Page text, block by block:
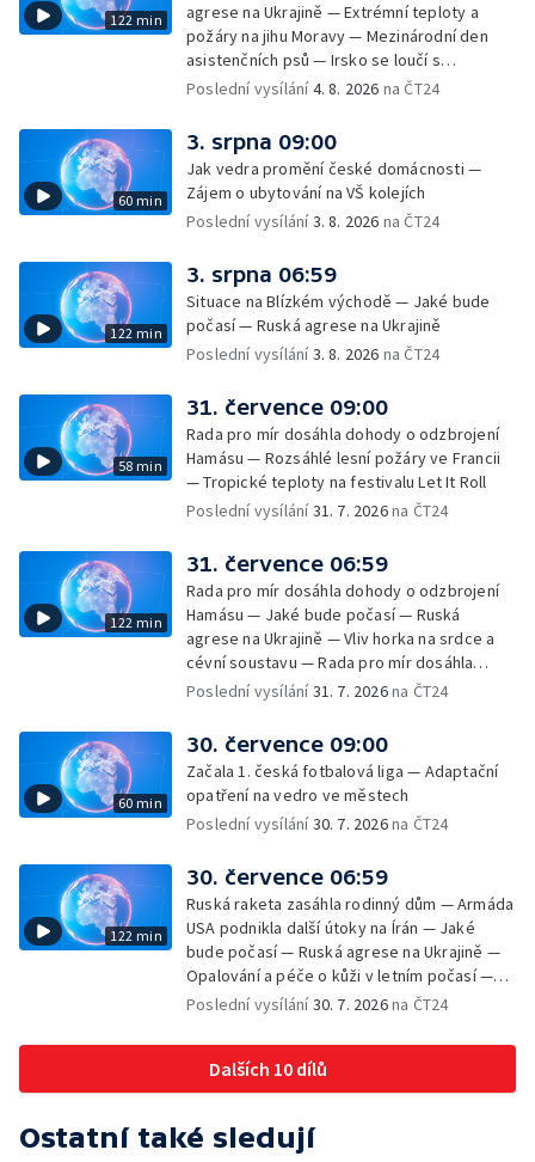
122 min
agrese na Ukrajině — Extrémní teploty a
požáry na jihu Moravy — Mezinárodní den
asistenčních psů — Irsko se loučí s
hudebníkem Glenem Hansardem
Poslední vysílání4. 8. 2026 na ČT24
60 min
3. srpna 09:00
Jak vedra promění české domácnosti —
Zájem o ubytování na VŠ kolejích
Poslední vysílání3. 8. 2026 na ČT24
122 min
3. srpna 06:59
Situace na Blízkém východě — Jaké bude
počasí — Ruská agrese na Ukrajině
Poslední vysílání3. 8. 2026 na ČT24
58 min
31. července 09:00
Rada pro mír dosáhla dohody o odzbrojení
Hamásu — Rozsáhlé lesní požáry ve Francii
— Tropické teploty na festivalu Let It Roll
Poslední vysílání31. 7. 2026na ČT24
122 min
31. července 06:59
Rada pro mír dosáhla dohody o odzbrojení
Hamásu — Jaké bude počasí — Ruská
agrese na Ukrajině — Vliv horka na srdce a
cévní soustavu — Rada pro mír dosáhla
dohody o odzbrojení Hamásu — Dokument
začíná výplata superdávky — Tropické
teploty zatěžují i volně žijící zvířata
Poslední vysílání31. 7. 2026na ČT24
60 min
30. července 09:00
Začala 1. česká fotbalová liga — Adaptační
opatření na vedro ve městech
Poslední vysílání30. 7. 2026na ČT24
122 min
30. července 06:59
Ruská raketa zasáhla rodinný dům — Armáda
USA podnikla další útoky na Írán — Jaké
bude počasí — Ruská agrese na Ukrajině —
Opalování a péče o kůži v letním počasí —
Filmové premiéry — Komedie Dovolená v
na chování řidičů
Poslední vysílání30. 7. 2026na ČT24
Dalších 10 dílů
Ostatní také sledují